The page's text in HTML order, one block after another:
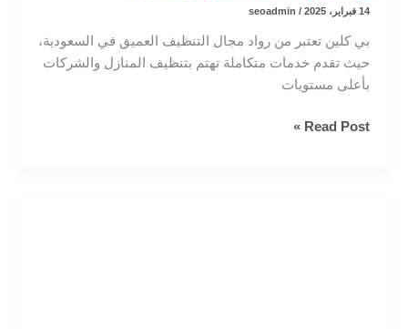
14 فبراير، 2025 /
seoadmin
بي كلين تعتبر من رواد مجال التنظيف العميق في السعودية،
حيث تقدم خدمات متكاملة تهتم بتنظيف المنازل والشركات
بأعلى مستويات
بي
Read Post »